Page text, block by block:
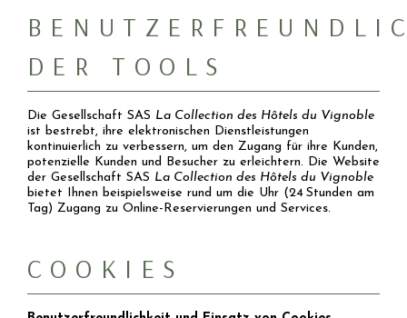
DER TOOLS
Die Gesellschaft SAS La Collection des Hôtels du Vignoble
ist bestrebt, ihre elektronischen Dienstleistungen
kontinuierlich zu verbessern, um den Zugang für ihre Kunden,
potenzielle Kunden und Besucher zu erleichtern. Die Website
der Gesellschaft SAS La Collection des Hôtels du Vignoble
bietet Ihnen beispielsweise rund um die Uhr (24 Stunden am
Tag) Zugang zu Online-Reservierungen und Services.
COOKIES